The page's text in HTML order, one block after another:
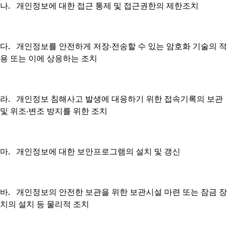
나. 개인정보에 대한 접근 통제 및 접근권한의 제한조치
다. 개인정보를 안전하게 저장∙전송할 수 있는 암호화 기술의 적
용 또는 이에 상응하는 조치
라. 개인정보 침해사고 발생에 대응하기 위한 접속기록의 보관
및 위조∙변조 방지를 위한 조치
마. 개인정보에 대한 보안프로그램의 설치 및 갱신
바. 개인정보의 안전한 보관을 위한 보관시설 마련 또는 잠금 장
치의 설치 등 물리적 조치